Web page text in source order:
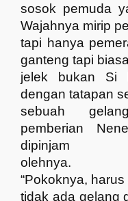
sosok pemuda
Wajahnya mirip
tapi hanya
ganteng tapi
jelek bukan Si
dengan tatapan
sebuah
pemberian
dipinjam
olehnya.
“Pokoknya,
tidak ada gelang